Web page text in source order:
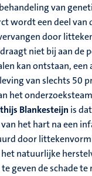
van
wordt een deel van
door
niet bij aan de
kan ontstaan, een
van slechts 50
het
Blankesteijn is
het hart na een
door
natuurlijke
geven de schade te